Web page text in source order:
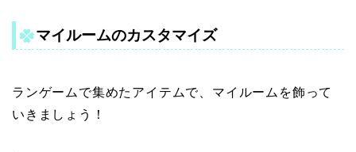
マイルームのカスタマイズ
ランゲームで集めたアイテムで、マイルームを飾って
いきましょう！